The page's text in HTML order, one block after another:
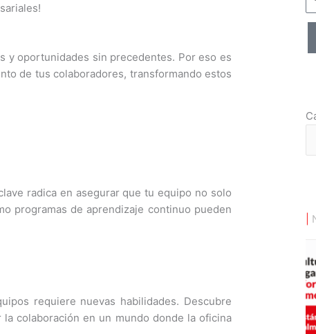
!
y oportunidades sin precedentes. Por eso es
de tus colaboradores, transformando estos
radica en asegurar que tu equipo no solo
programas de aprendizaje continuo pueden
requiere nuevas habilidades. Descubre
colaboración en un mundo donde la oficina